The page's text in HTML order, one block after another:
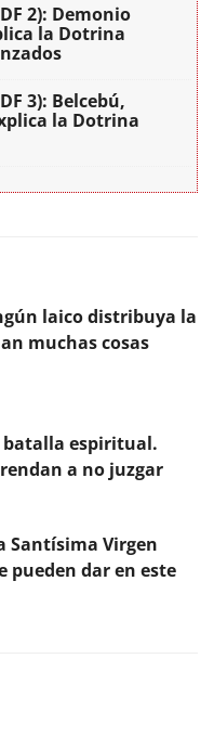
2): Demonio
la Dotrina
3): Belcebú,
la Dotrina
laico distribuya la
muchas cosas
batalla espiritual.
a no juzgar
Santísima Virgen
pueden dar en este